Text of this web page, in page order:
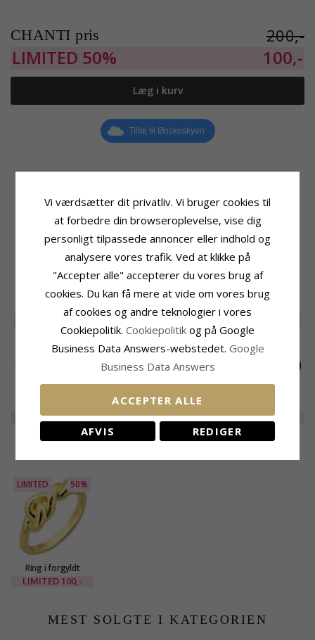
CHANTI pris 200,-
LIMITED 50% 100,-
Læg i kurv
Tilføj til Ønskeskyen
Produktinformation
Ædelmetal: Forgyldt Messing
Kollektion: Eliné
Blank
Ringskinne
Bredde Bund: 2,0 mm
Tykkelse Top:3,6 mm
Tykkelse Bund: 1,4 mm
RELATEREDE PRODUKTER
messing - Eliné
LIMITED115,-
LIMITED
Perle ring i forgyldt
messing - Eliné
LIMITED130,-
messing - Eliné
LIMITED100,-
LIMITED 50%
Ring i forgyldt
messing - Eliné
LIMITED 100,-
MEST SOLGTE I KATEGORIEN
Vi værdsætter dit privatliv. Vi bruger cookies til
at forbedre din browseroplevelse, vise dig
personligt tilpassede annoncer eller indhold og
analysere vores trafik. Ved at klikke på
"Accepter alle" accepterer du vores brug af
cookies. Du kan få mere at vide om vores brug
af cookies og andre teknologier i vores
Cookiepolitik. Cookiepolitik og på Google
Business Data Answers-webstedet. Google
Business Data Answers
ACCEPTER ALLE
AFVIS REDIGER